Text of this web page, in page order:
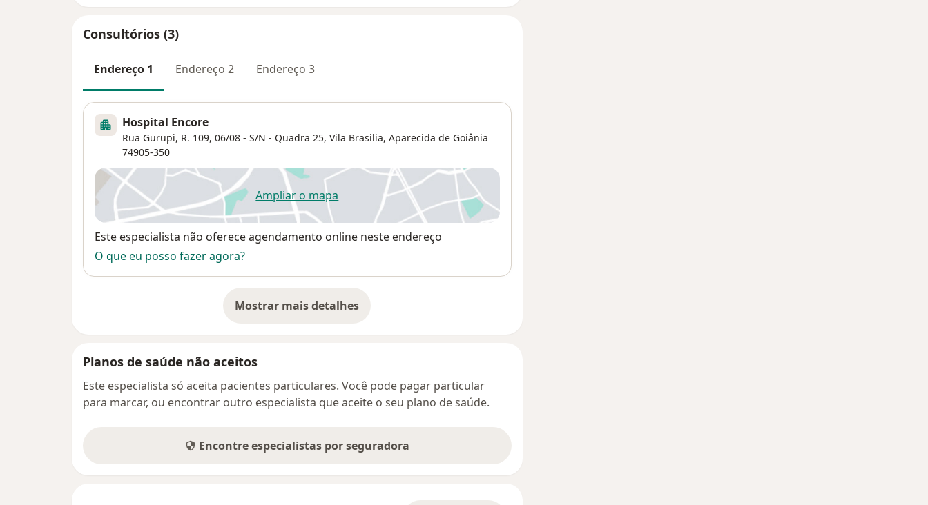
Consultórios (3)
Endereço 1 Endereço 2 Endereço 3
Hospital Encore
Rua Gurupi, R. 109, 06/08 - S/N - Quadra 25, Vila Brasilia, Aparecida de Goiânia
74905-350
Ampliar o mapaabre num novo separador
Disponibilidade
Este especialista não oferece agendamento online neste endereço
O que eu posso fazer agora?
Mostrar mais detalhes
sobre o endereço
Planos de saúde não aceitos
Este especialista só aceita pacientes particulares. Você pode pagar particular
para marcar, ou encontrar outro especialista que aceite o seu plano de saúde.
Encontre especialistas por seguradora